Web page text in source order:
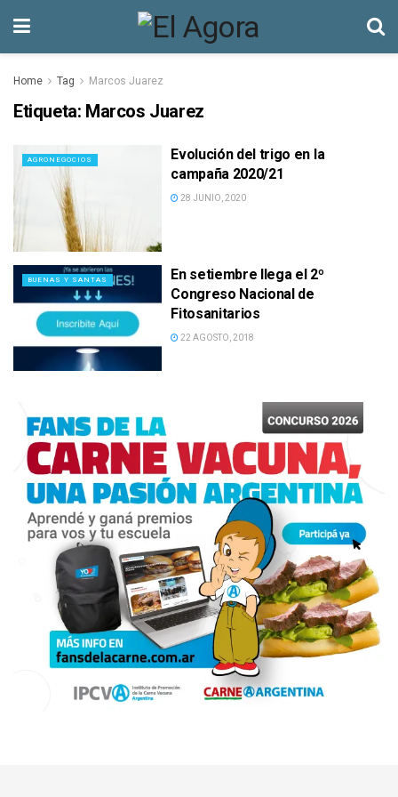
Home Tag Marcos Juarez
Etiqueta: Marcos Juarez
AGRONEGOCIOS
Evolución del trigo en la
campaña 2020/21
28 JUNIO, 2020
BUENAS Y SANTAS
En setiembre llega el 2º
Congreso Nacional de
Fitosanitarios
22 AGOSTO, 2018